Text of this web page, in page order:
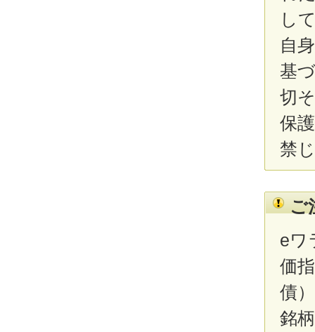
し
自
基
切
保
禁
ご
eワ
価
債
銘